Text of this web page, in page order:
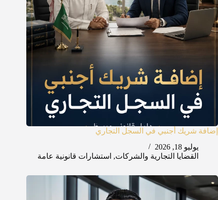
إضافة شريك أجنبي في السجل التجاري
يوليو 18, 2026
القضايا التجارية والشركات, استشارات قانونية عامة